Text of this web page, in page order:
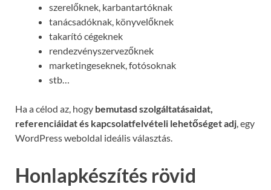
szerelőknek, karbantartóknak
tanácsadóknak, könyvelőknek
takarító cégeknek
rendezvényszervezőknek
marketingeseknek, fotósoknak
stb…
Ha a célod az, hogy bemutasd szolgáltatásaidat,
referenciáidat és kapcsolatfelvételi lehetőséget adj , egy
WordPress weboldal ideális választás.
Honlapkészítés rövid